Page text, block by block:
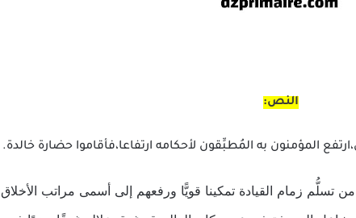
النص:
المؤمنون به المُطبِّقون لأحكامه ارتفاعا،فأقاموا حضارة خالدة.
تسلُّم زمام القيادة تمكينا قويًّا ورفعهم إلى أسمى مراتب الأخلاق